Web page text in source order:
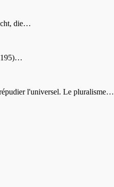
die…
195)…
l'universel. Le pluralisme…